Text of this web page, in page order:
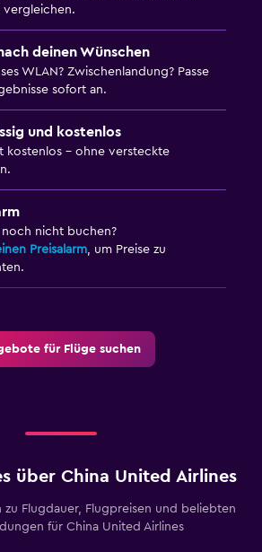
vergleichen.
deinen Wünschen
WLAN? Zwischenlandung? Passe
sofort an.
und kostenlos
kostenlos – ohne versteckte
noch nicht buchen?
Preisalarm , um Preise zu
für Flüge suchen
über China United Airlines
zu Flugdauer, Flugpreisen und beliebten
für China United Airlines